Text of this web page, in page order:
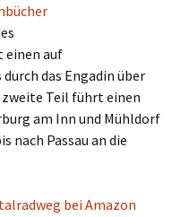
einen auf
das Engadin über
zweite Teil führt einen
am Inn und Mühldorf
nach Passau an die
bei Amazon